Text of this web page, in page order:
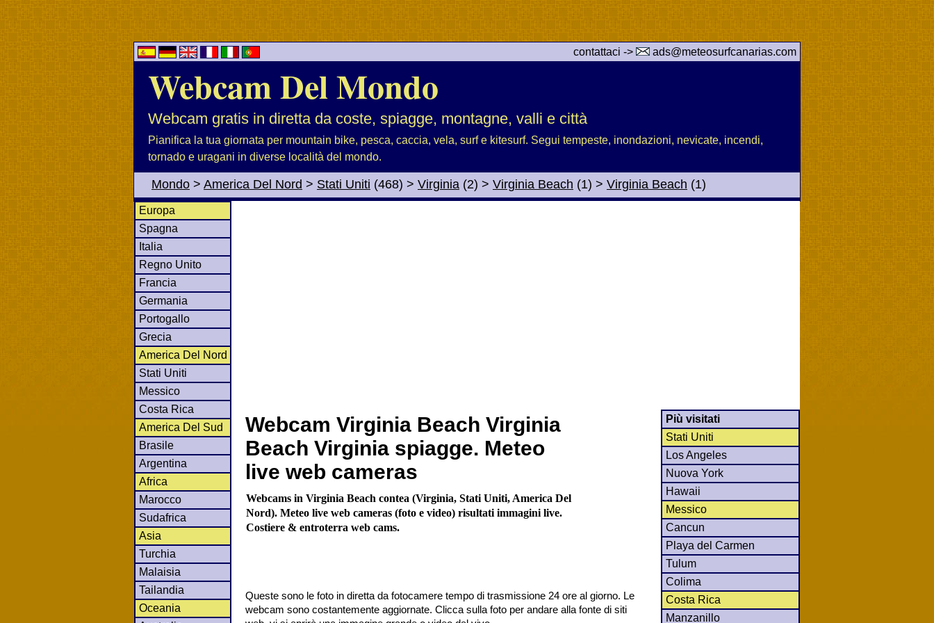
contattaci -> ads@meteosurfcanarias.com
Webcam Del Mondo
Webcam gratis in diretta da coste, spiagge, montagne, valli e città
Pianifica la tua giornata per mountain bike, pesca, caccia, vela, surf e kitesurf. Segui tempeste, inondazioni, nevicate, incendi,
tornado e uragani in diverse località del mondo.
Mondo > America Del Nord > Stati Uniti (468) > Virginia (2) > Virginia Beach (1) > Virginia Beach (1)
Europa
Spagna
Italia
Regno Unito
Francia
Germania
Portogallo
Grecia
America Del Nord
Stati Uniti
Messico
Costa Rica
America Del Sud
Brasile
Argentina
Africa
Marocco
Sudafrica
Asia
Turchia
Malaisia
Tailandia
Oceania
Webcam Virginia Beach Virginia
Beach Virginia spiagge. Meteo
live web cameras
Webcams in Virginia Beach contea (Virginia, Stati Uniti, America Del
Nord). Meteo live web cameras (foto e video) risultati immagini live.
Costiere & entroterra web cams.
Queste sono le foto in diretta da fotocamere tempo di trasmissione 24 ore al giorno. Le
webcam sono costantemente aggiornate. Clicca sulla foto per andare alla fonte di siti
Più visitati
Stati Uniti
Los Angeles
Nuova York
Hawaii
Messico
Cancun
Playa del Carmen
Tulum
Colima
Costa Rica
Manzanillo